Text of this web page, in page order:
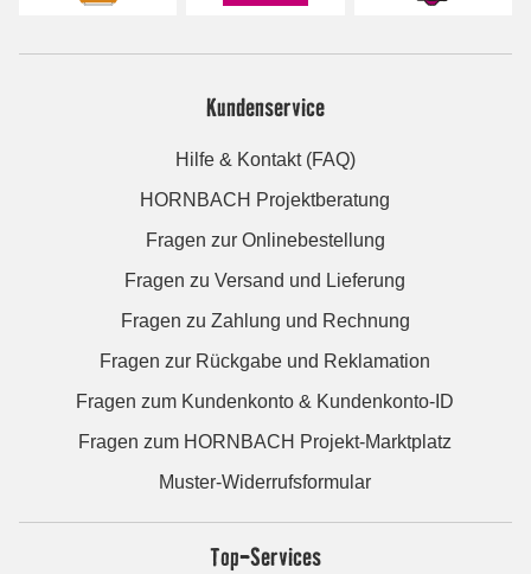
Kundenservice
Hilfe & Kontakt (FAQ)
HORNBACH Projektberatung
Fragen zur Onlinebestellung
Fragen zu Versand und Lieferung
Fragen zu Zahlung und Rechnung
Fragen zur Rückgabe und Reklamation
Fragen zum Kundenkonto & Kundenkonto-ID
Fragen zum HORNBACH Projekt-Marktplatz
Muster-Widerrufsformular
Top-Services